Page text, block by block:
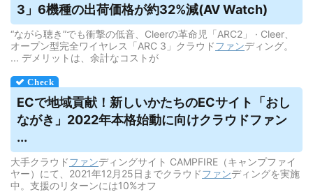
3」6機種の出荷価格が約32%減(AV Watch)
“ながら聴き”でも衝撃の低音、Cleerの革命児「ARC2」 · Cleer、
オープン型完全ワイヤレス「ARC 3」クラウドファンディング。
... デメリットは、余計なコストが
ECで地域貢献！新しいかたちのECサイト「おし
ながき」2022年本格始動に向けクラウドファン
...
大手クラウドファンディングサイト CAMPFIRE（キャンプファイ
ヤー）にて、2021年12月25日までクラウドファンディングを実施
中。支援のリターンには10%オフ